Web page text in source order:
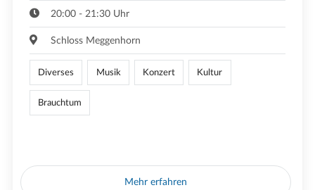
20:00 - 21:30 Uhr
Schloss Meggenhorn
Diverses Musik Konzert Kultur
Brauchtum
Mehr erfahren